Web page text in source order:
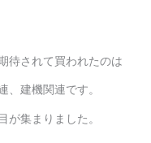
待されて買われたのは
、建機関連です。
が集まりました。